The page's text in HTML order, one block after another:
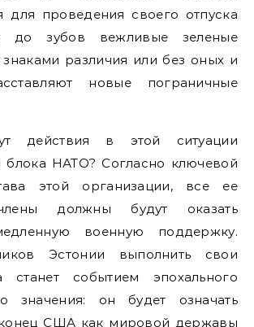
для проведения своего отпуска
до зубов вежливые зеленые
различия или без оных и
новые пограничные
действия в этой ситуации
блока НАТО? Согласно ключевой
этой организации, все ее
члены должны будут оказать
военную поддержку.
Эстонии выполнить свои
станет событием эпохального
значения: он будет означать
США как мировой державы